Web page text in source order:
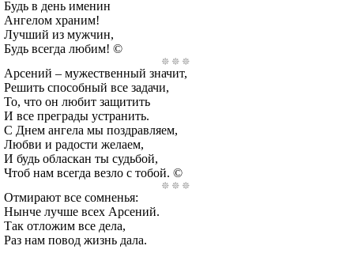
Будь в день именин
Ангелом храним!
Лучший из мужчин,
Будь всегда любим! ©
Арсений – мужественный значит,
Решить способный все задачи,
То, что он любит защитить
И все преграды устранить.
С Днем ангела мы поздравляем,
Любви и радости желаем,
И будь обласкан ты судьбой,
Чтоб нам всегда везло с тобой. ©
Отмирают все сомненья:
Нынче лучше всех Арсений.
Так отложим все дела,
Раз нам повод жизнь дала.